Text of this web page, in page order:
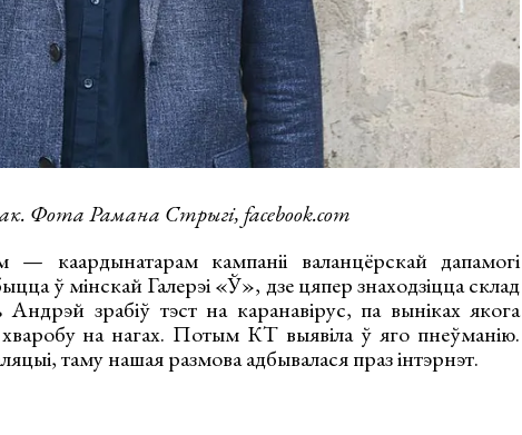
Фота Рамана Стрыгі, facebook.com
каардынатарам кампаніі валанцёрскай дапамогі
ў мінскай Галерэі «Ў», дзе цяпер знаходзіцца склад
Андрэй зрабіў тэст на каранавірус, па выніках якога
на нагах. Потым КТ выявіла ў яго пнеўманію.
таму нашая размова адбывалася праз інтэрнэт.